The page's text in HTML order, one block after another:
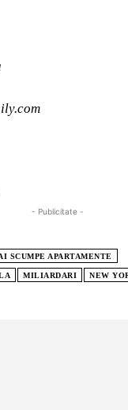
- Publicitate -
SCUMPE APARTAMENTE
MILIARDARI NEW